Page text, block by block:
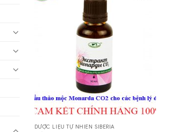
DƯỢC LIỆU TỰ NHIÊN SIBERIA